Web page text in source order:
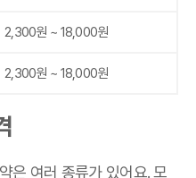
2,300원 ~ 18,000원
2,300원 ~ 18,000원
은 여러 종류가 있어요. 모